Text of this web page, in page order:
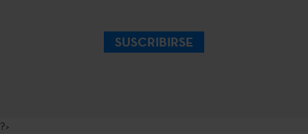
SUSCRIBIRSE
?>